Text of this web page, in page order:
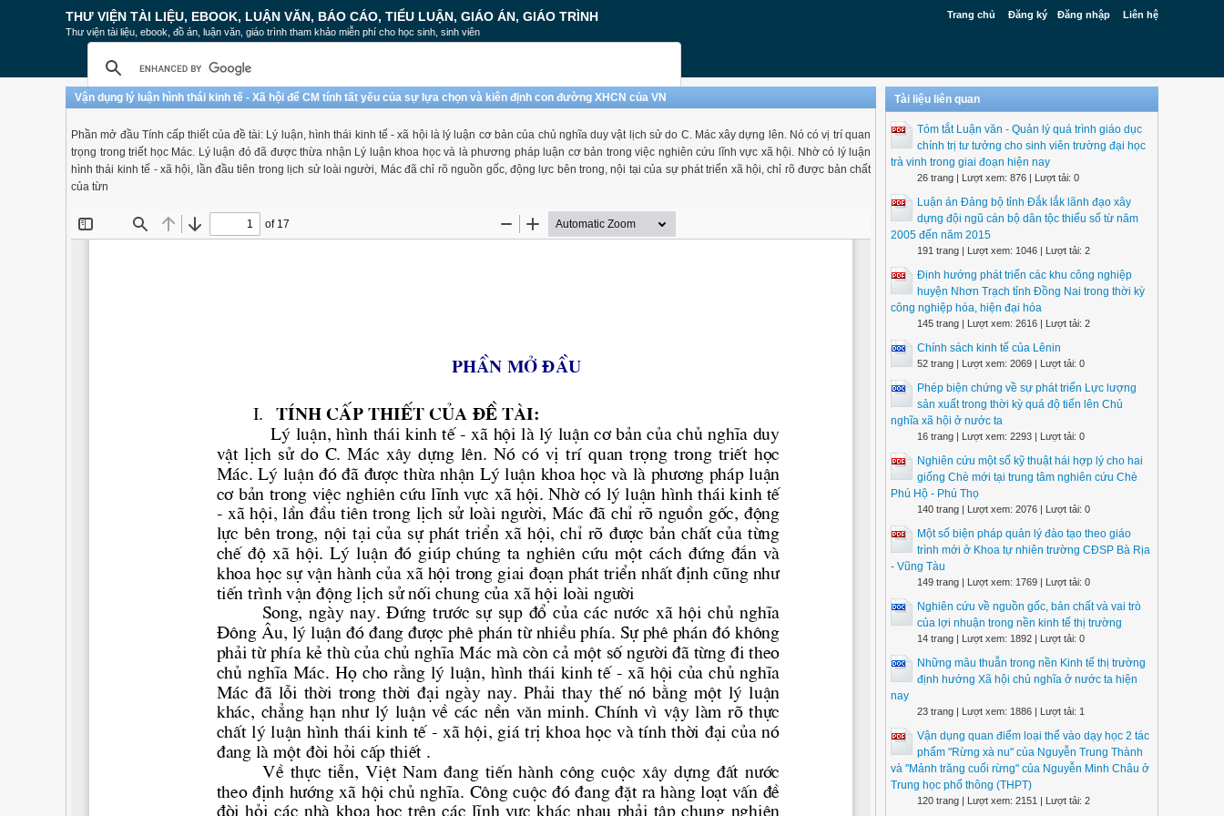
Trang chủ Đăng ký Đăng nhập Liên hệ
THƯ VIỆN TÀI LIỆU, EBOOK, LUẬN VĂN, BÁO CÁO, TIỂU LUẬN, GIÁO ÁN, GIÁO TRÌNH
Thư viện tài liệu, ebook, đồ án, luận văn, giáo trình tham khảo miễn phí cho học sinh, sinh viên
Vận dụng lý luận hình thái kinh tế - Xã hội để CM tính tất yếu của sự lựa chọn và kiên định con đường XHCN của VN
Phần mở đầu Tính cấp thiết của đề tài: Lý luận, hình thái kinh tế - xã hội là lý luận cơ bản của chủ nghĩa duy vật lịch sử do C. Mác xây dựng lên. Nó có vị trí quan
trọng trong triết học Mác. Lý luận đó đã được thừa nhận Lý luận khoa học và là phương pháp luận cơ bản trong việc nghiên cứu lĩnh vực xã hội. Nhờ có lý luận
hình thái kinh tế - xã hội, lần đầu tiên trong lịch sử loài người, Mác đã chỉ rõ nguồn gốc, động lực bên trong, nội tại của sự phát triển xã hội, chỉ rõ được bản chất
của từn
Tài liệu liên quan
Tóm tắt Luận văn - Quản lý quá trình giáo dục
chính trị tư tưởng cho sinh viên trường đại học
trà vinh trong giai đoạn hiện nay
26 trang | Lượt xem: 876 | Lượt tải: 0
Luận án Đảng bộ tỉnh Đắk lắk lãnh đạo xây
dựng đội ngũ cán bộ dân tộc thiểu số từ năm
2005 đến năm 2015
191 trang | Lượt xem: 1046 | Lượt tải: 2
Định hướng phát triển các khu công nghiệp
huyện Nhơn Trạch tỉnh Đồng Nai trong thời kỳ
công nghiệp hóa, hiện đại hóa
145 trang | Lượt xem: 2616 | Lượt tải: 2
Chính sách kinh tế của Lênin
52 trang | Lượt xem: 2069 | Lượt tải: 0
Phép biện chứng về sự phát triển Lực lượng
sản xuất trong thời kỳ quá độ tiến lên Chủ
nghĩa xã hội ở nước ta
16 trang | Lượt xem: 2293 | Lượt tải: 0
Nghiên cứu một số kỹ thuật hái hợp lý cho hai
giống Chè mới tại trung tâm nghiên cứu Chè
Phú Hộ - Phú Thọ
140 trang | Lượt xem: 2076 | Lượt tải: 0
Một số biện pháp quản lý đào tạo theo giáo
trình mới ở Khoa tự nhiên trường CĐSP Bà Rịa
- Vũng Tàu
149 trang | Lượt xem: 1769 | Lượt tải: 0
Nghiên cứu về nguồn gốc, bản chất và vai trò
của lợi nhuận trong nền kinh tế thị trường
14 trang | Lượt xem: 1892 | Lượt tải: 0
Những mâu thuẫn trong nền Kinh tế thị trường
định hướng Xã hội chủ nghĩa ở nước ta hiện
nay
23 trang | Lượt xem: 1886 | Lượt tải: 1
Vận dụng quan điểm loại thể vào dạy học 2 tác
phẩm "Rừng xà nu" của Nguyễn Trung Thành
và "Mảnh trăng cuối rừng" của Nguyễn Minh Châu ở
Trung học phổ thông (THPT)
120 trang | Lượt xem: 2151 | Lượt tải: 2